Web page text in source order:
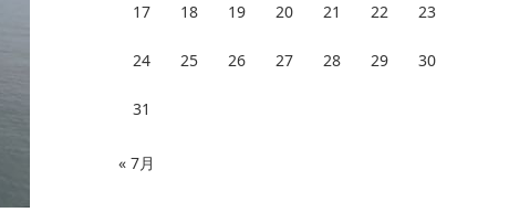
17 18 19 20 21 22 23
24 25 26 27 28 29 30
31
« 7月